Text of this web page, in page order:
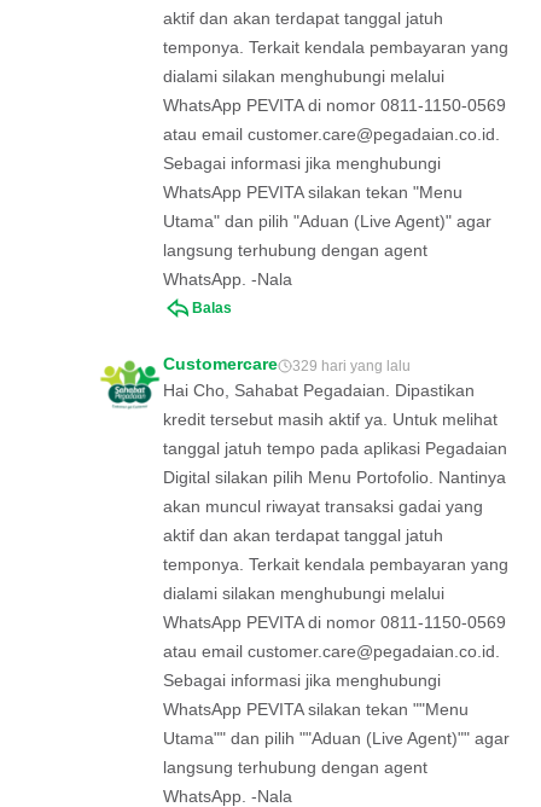
aktif dan akan terdapat tanggal jatuh
temponya. Terkait kendala pembayaran yang
dialami silakan menghubungi melalui
WhatsApp PEVITA di nomor 0811-1150-0569
atau email customer.care@pegadaian.co.id
Sebagai informasi jika menghubungi
WhatsApp PEVITA silakan tekan "Menu
Utama" dan pilih "Aduan (Live Agent)" agar
langsung terhubung dengan agent
WhatsApp. -Nala
Balas
Customercare 329 hari yang lalu
Hai Cho, Sahabat Pegadaian. Dipastikan
kredit tersebut masih aktif ya. Untuk melihat
tanggal jatuh tempo pada aplikasi Pegadaian
Digital silakan pilih Menu Portofolio. Nantinya
akan muncul riwayat transaksi gadai yang
aktif dan akan terdapat tanggal jatuh
temponya. Terkait kendala pembayaran yang
dialami silakan menghubungi melalui
WhatsApp PEVITA di nomor 0811-1150-0569
atau email customer.care@pegadaian.co.id
Sebagai informasi jika menghubungi
WhatsApp PEVITA silakan tekan ""Menu
Utama"" dan pilih ""Aduan (Live Agent)"" agar
langsung terhubung dengan agent
WhatsApp. -Nala